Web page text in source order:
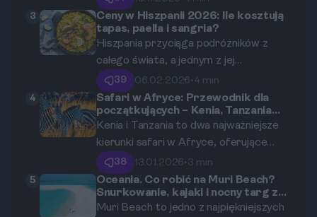
cały rok, łatwo się w nich zakochać. Ale
jak nie zgubić się w gąszczu ofert? W
tym artykule znajdziesz szczegółowe
informacje na temat pięciu
sprawdzonych hoteli oraz praktyczne
porady dotyczące wyboru idealnego
miejsca na odpoczynek.
3
Ceny w Hiszpanii 2026: Ile kosztują
tapas, paella i sangria?
Hiszpania przyciąga podróżników z
całego świata, a jednym z jej
największych uroków jest wyjątkowa
kuchnia. W tym artykule przyjrzymy się
cenom najpopularniejszych potraw,
takich jak tapas, paella oraz tradycyjny
napój - sangria. Dowiedz się, jak
zbudować budżet na gastronomiczne
doznania w Hiszpanii w latach 2025-
2026.
39 06.02.2026•4 min
4
Safari w Afryce: Przewodnik dla
początkujących – Kenia, Tanzania
czy RPA?
Kenia i Tanzania to dwa najważniejsze
kierunki safari w Afryce, oferujące
wyjątkowe doświadczenia i
niezapomniane widoki. Wybór między
nimi może być trudny, dlatego ten
przewodnik pomoże Ci podjąć decyzję
38 13.01.2026•3 min
5
Oceania. Co robić na Muri Beach?
Snurkowanie, kajaki i nocny targ z
jedzeniem
Muri Beach to jedno z najpiękniejszych